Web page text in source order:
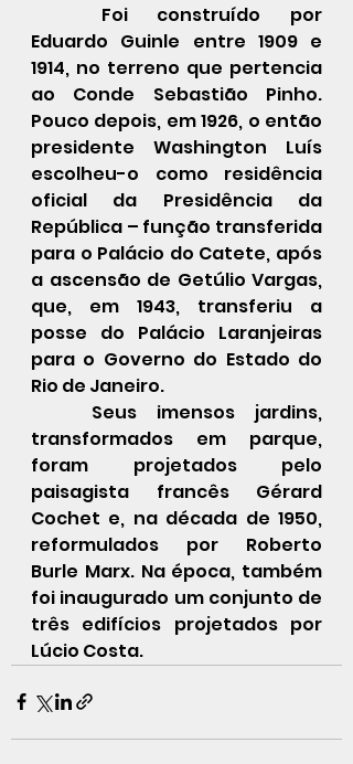
Foi construído por
Eduardo Guinle entre 1909 e
1914, no terreno que pertencia
ao Conde Sebastião Pinho.
Pouco depois, em 1926, o então
presidente Washington Luís
escolheu-o como residência
oficial da Presidência da
República – função transferida
para o Palácio do Catete, após
a ascensão de Getúlio Vargas,
que, em 1943, transferiu a
posse do Palácio Laranjeiras
para o Governo do Estado do
Rio de Janeiro.
Seus imensos jardins,
transformados em parque,
foram projetados pelo
paisagista francês Gérard
Cochet e, na década de 1950,
reformulados por Roberto
Burle Marx. Na época, também
foi inaugurado um conjunto de
três edifícios projetados por
Lúcio Costa.